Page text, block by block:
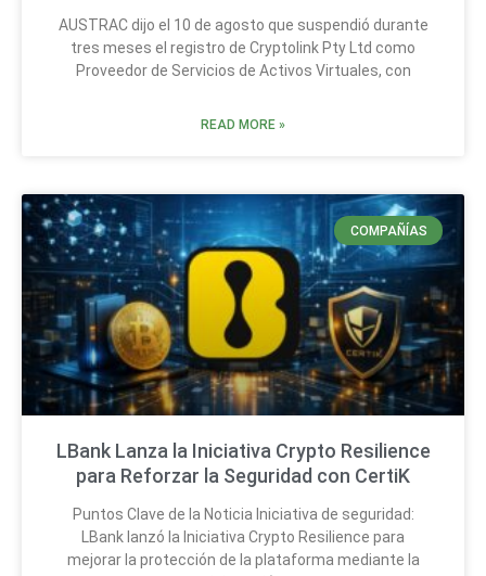
AUSTRAC dijo el 10 de agosto que suspendió durante
tres meses el registro de Cryptolink Pty Ltd como
Proveedor de Servicios de Activos Virtuales, con
READ MORE »
COMPAÑÍAS
LBank Lanza la Iniciativa Crypto Resilience
para Reforzar la Seguridad con CertiK
Puntos Clave de la Noticia Iniciativa de seguridad:
LBank lanzó la Iniciativa Crypto Resilience para
mejorar la protección de la plataforma mediante la